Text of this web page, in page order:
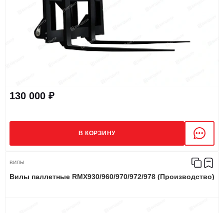
130 000 ₽
В КОРЗИНУ
ВИЛЫ
Вилы паллетные RMX930/960/970/972/978 (Производство)